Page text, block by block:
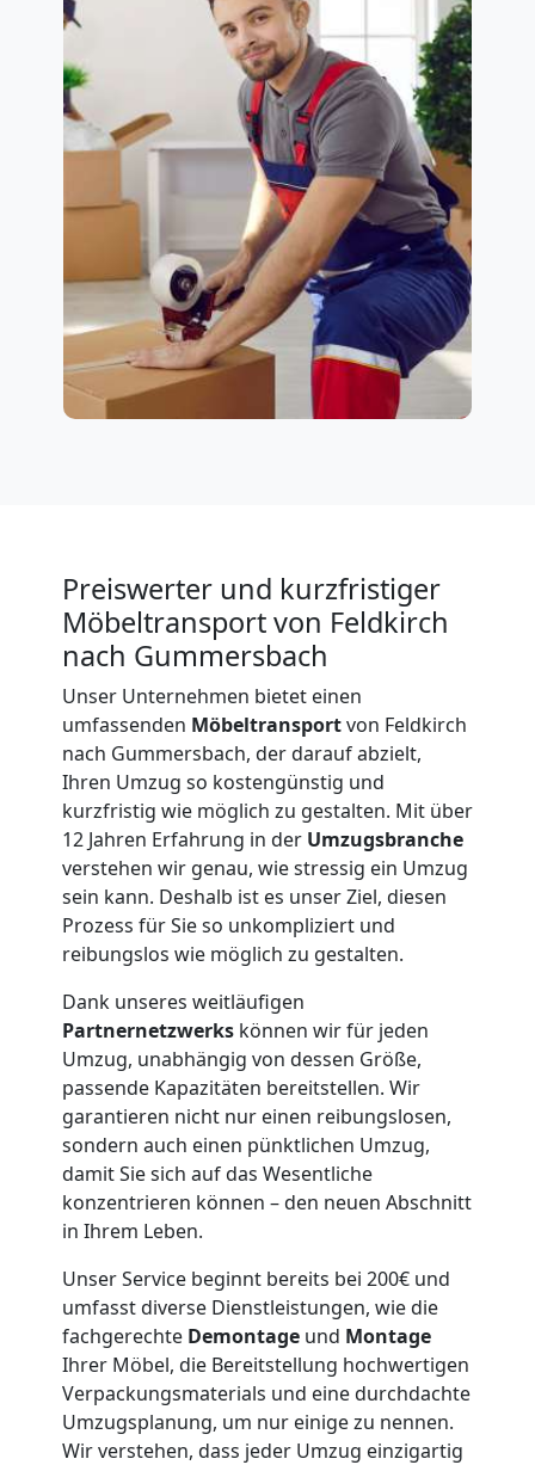
Preiswerter und kurzfristiger
Möbeltransport von Feldkirch
nach Gummersbach
Unser Unternehmen bietet einen
umfassenden Möbeltransportvon Feldkirch
nach Gummersbach, der darauf abzielt,
Ihren Umzug so kostengünstig und
kurzfristig wie möglich zu gestalten. Mit über
12 Jahren Erfahrung in der Umzugsbranche
verstehen wir genau, wie stressig ein Umzug
sein kann. Deshalb ist es unser Ziel, diesen
Prozess für Sie so unkompliziert und
reibungslos wie möglich zu gestalten.
Dank unseres weitläufigen
Partnernetzwerks können wir für jeden
Umzug, unabhängig von dessen Größe,
passende Kapazitäten bereitstellen. Wir
garantieren nicht nur einen reibungslosen,
sondern auch einen pünktlichen Umzug,
damit Sie sich auf das Wesentliche
konzentrieren können – den neuen Abschnitt
in Ihrem Leben.
Unser Service beginnt bereits bei 200€ und
umfasst diverse Dienstleistungen, wie die
fachgerechte Demontage und Montage
Ihrer Möbel, die Bereitstellung hochwertigen
Verpackungsmaterials und eine durchdachte
Umzugsplanung, um nur einige zu nennen.
Wir verstehen, dass jeder Umzug einzigartig
Umzugshelfer
Feldkirch
Möbeltaxi
Feldkirch
Kleintransport
Feldkirch
Möbelmontage
Feldkirch